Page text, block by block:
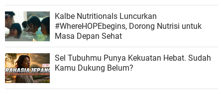
Kalbe Nutritionals Luncurkan
#WhereHOPEbegins, Dorong Nutrisi untuk
Masa Depan Sehat
Sel Tubuhmu Punya Kekuatan Hebat. Sudah
Kamu Dukung Belum?